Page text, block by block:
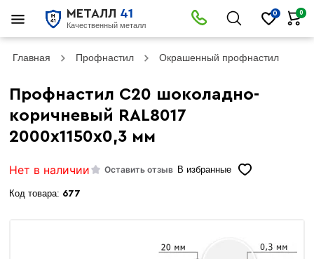
МЕТАЛЛ 41
Качественный металл
0 0
Главная Профнастил Окрашенный профнастил
Профнастил С20 шоколадно-
коричневый RAL8017
2000х1150х0,3 мм
Нет в наличии Оставить отзыв В избранные
Код товара: 677